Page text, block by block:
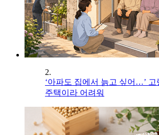
2.
‘아파도 집에서 늙고 싶어…’ 고
주택이라 어려워